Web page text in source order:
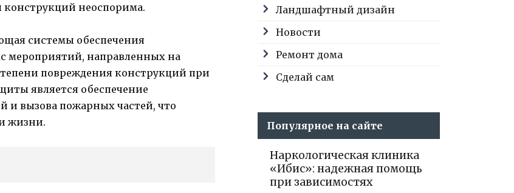
конструкций неоспорима.
системы обеспечения
мероприятий, направленных на
повреждения конструкций при
является обеспечение
и вызова пожарных частей, что
жизни.
Ландшафтный дизайн
Новости
Ремонт дома
Сделай сам
Популярное на сайте
Наркологическая клиника
«Ибис»: надежная помощь
при зависимостях